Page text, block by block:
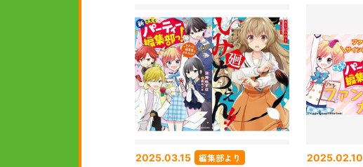
2025.03.15 編集部より 2025.02.10